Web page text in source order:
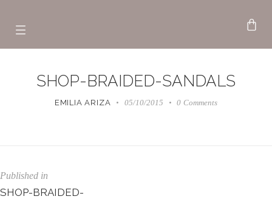
SHOP-BRAIDED-SANDALS
EMILIA ARIZA 05/10/2015 0 Comments
Published in
SHOP-BRAIDED-